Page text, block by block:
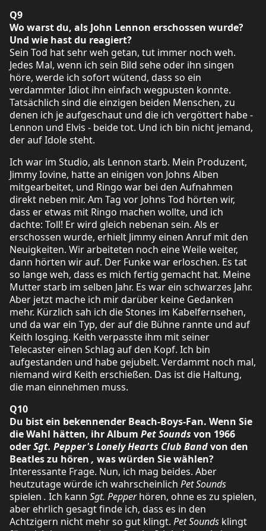
Q9
Wo warst du, als John Lennon erschossen wurde?
Und wie hast du reagiert?
Sein Tod hat sehr weh getan, tut immer noch weh.
Jedes Mal, wenn ich sein Bild sehe oder ihn singen
höre, werde ich sofort wütend, dass so ein
verdammter Idiot ihn einfach wegpusten konnte.
Tatsächlich sind die einzigen beiden Menschen, zu
denen ich je aufgeschaut und die ich vergöttert habe -
Lennon und Elvis - beide tot. Und ich bin nicht jemand,
der auf Idole steht.
Ich war im Studio, als Lennon starb. Mein Produzent,
Jimmy Iovine, hatte an einigen von Johns Alben
mitgearbeitet, und Ringo war bei den Aufnahmen
direkt neben mir. Am Tag vor Johns Tod hörten wir,
dass er etwas mit Ringo machen wollte, und ich
dachte: Toll! Er wird gleich nebenan sein. Als er
erschossen wurde, erhielt Jimmy einen Anruf mit den
Neuigkeiten. Wir arbeiteten noch eine Weile weiter,
dann hörten wir auf. Der Funke war erloschen. Es tat
so lange weh, dass es mich fertig gemacht hat. Meine
Mutter starb im selben Jahr. Es war ein schwarzes Jahr.
Aber jetzt mache ich mir darüber keine Gedanken
mehr. Kürzlich sah ich die Stones im Kabelfernsehen,
und da war ein Typ, der auf die Bühne rannte und auf
Keith losging. Keith verpasste ihm mit seiner
Telecaster einen Schlag auf den Kopf. Ich bin
aufgestanden und habe gejubelt. Verdammt noch mal,
niemand wird Keith erschießen. Das ist die Haltung,
die man einnehmen muss.
Q10
Du bist ein bekennender Beach-Boys-Fan. Wenn Sie
die Wahl hätten, ihr Album Pet Sounds von 1966
oderSgt. Pepper's Lonely Hearts Club Bandvon den
Beatles zu hören , was würden Sie wählen?
Interessante Frage. Nun, ich mag beides. Aber
heutzutage würde ich wahrscheinlich Pet Sounds
spielen . Ich kann Sgt. Pepperhören, ohne es zu spielen,
aber ehrlich gesagt finde ich, dass es in den
Achtzigern nicht mehr so gut klingt. Pet Sounds klingt